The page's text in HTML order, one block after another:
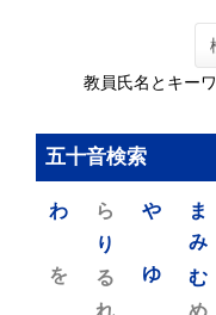
教員氏名とキー
五十音検索
ま
み
む
め
や
ゆ
ら
り
る
れ
わ
を